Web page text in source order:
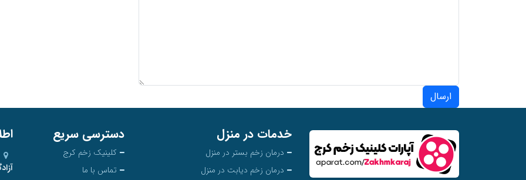
ارسال
خدمات در منزل
درمان زخم بستر در منزل
درمان زخم دیابت در منزل
دسترسی سریع
کلینیک زخم کرج
تماس با ما